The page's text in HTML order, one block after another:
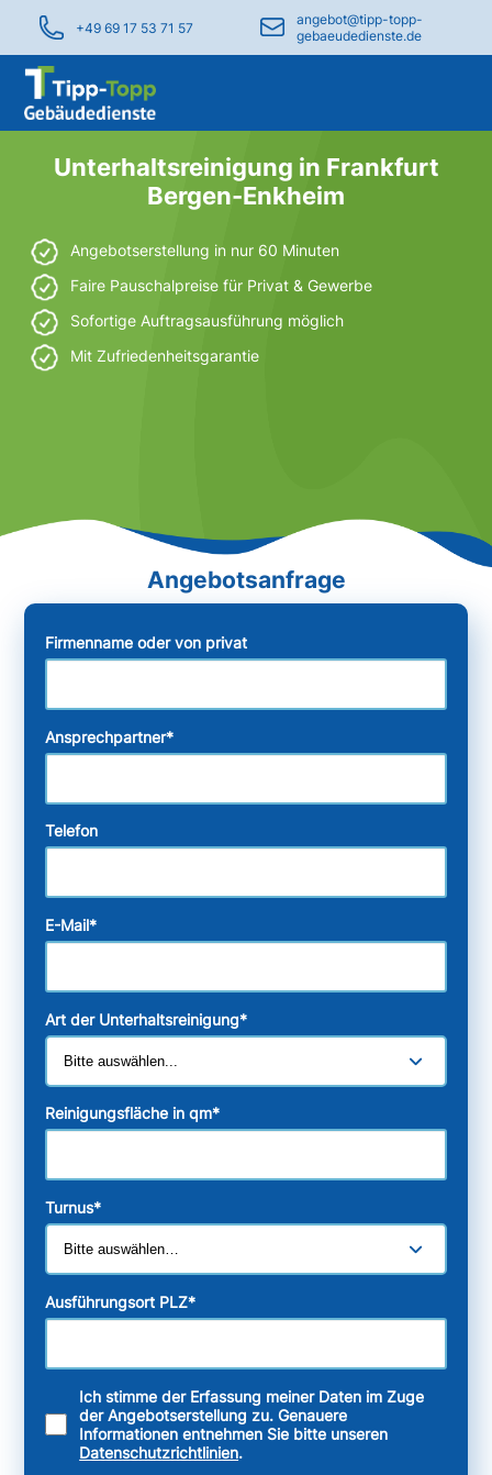
+49 69 17 53 71 57
angebot@tipp-topp-
gebaeudedienste.de
Unterhaltsreinigung in Frankfurt
Bergen-Enkheim
Angebotserstellung in nur 60 Minuten
Faire Pauschalpreise für Privat & Gewerbe
Sofortige Auftragsausführung möglich
Mit Zufriedenheitsgarantie
Firmenname oder von privat
Ansprechpartner*
Telefon
E-Mail*
Art der Unterhaltsreinigung*
Reinigungsfläche in qm*
Turnus*
Ausführungsort PLZ*
Ich stimme der Erfassung meiner Daten im Zuge
der Angebotserstellung zu. Genauere
Informationen entnehmen Sie bitte unseren
Datenschutzrichtlinien.